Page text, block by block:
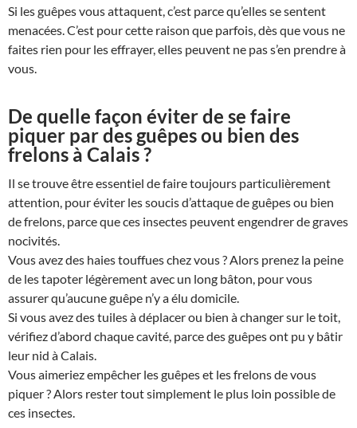
Si les guêpes vous attaquent, c’est parce qu’elles se sentent
menacées. C’est pour cette raison que parfois, dès que vous ne
faites rien pour les effrayer, elles peuvent ne pas s’en prendre à
vous.
De quelle façon éviter de se faire
piquer par des guêpes ou bien des
frelons à Calais ?
Il se trouve être essentiel de faire toujours particulièrement
attention, pour éviter les soucis d’attaque de guêpes ou bien
de frelons, parce que ces insectes peuvent engendrer de graves
nocivités.
Vous avez des haies touffues chez vous ? Alors prenez la peine
de les tapoter légèrement avec un long bâton, pour vous
assurer qu’aucune guêpe n’y a élu domicile.
Si vous avez des tuiles à déplacer ou bien à changer sur le toit,
vérifiez d’abord chaque cavité, parce des guêpes ont pu y bâtir
leur nid à Calais.
Vous aimeriez empêcher les guêpes et les frelons de vous
piquer ? Alors rester tout simplement le plus loin possible de
ces insectes.